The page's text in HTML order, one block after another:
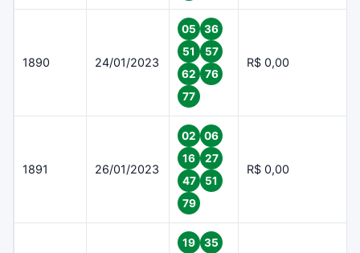
1890 24/01/2023
05
36
51
57
62
76
77
R$ 0,00
1891 26/01/2023
02
06
16
27
47
51
79
R$ 0,00
19
35